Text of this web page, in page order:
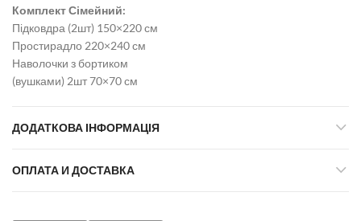
Комплект Сімейний:
Підковдра (2шт) 150×220 см
Простирадло 220×240 см
Наволочки з бортиком
(вушками) 2шт 70×70 см
ДОДАТКОВА ІНФОРМАЦІЯ
ОПЛАТА И ДОСТАВКА